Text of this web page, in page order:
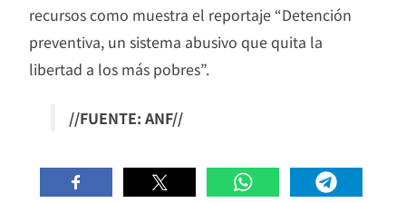
recursos como muestra el reportaje “Detención
preventiva, un sistema abusivo que quita la
libertad a los más pobres”.
//FUENTE: ANF//